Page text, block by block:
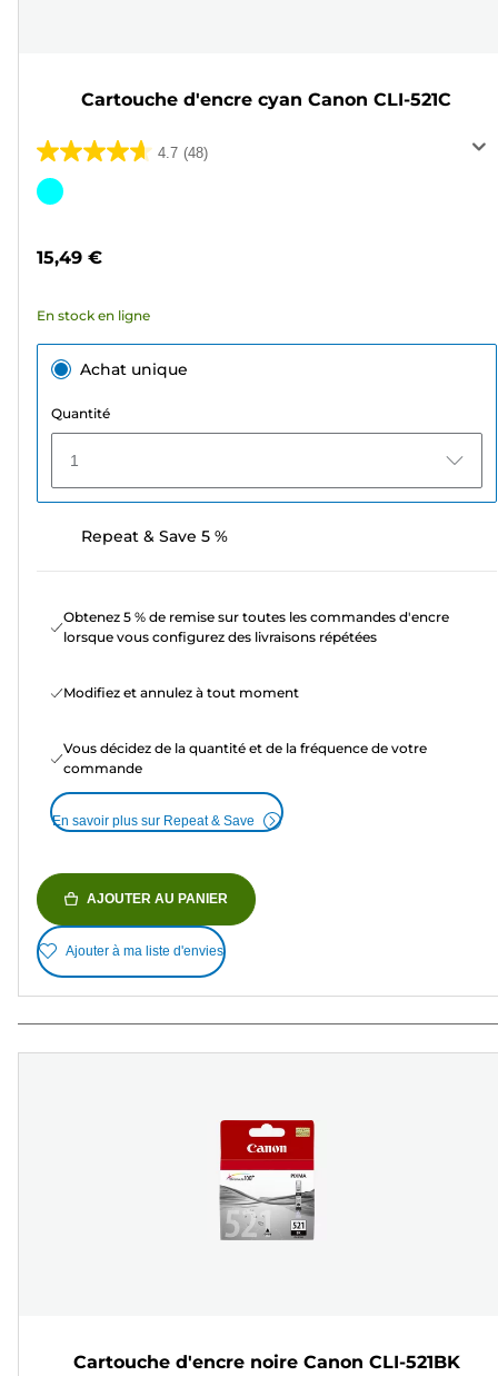
Cartouche d'encre cyan Canon CLI-521C
4.7 (48)
4.7
sur
48
Cartouche
15,49 €
En stock en ligne
Achat unique
Quantité
1
Repeat & Save 5 %
Obtenez 5 % de remise sur toutes les commandes d'encre
lorsque vous configurez des livraisons répétées
Modifiez et annulez à tout moment
Vous décidez de la quantité et de la fréquence de votre
commande
En savoir plus sur Repeat & Save
AJOUTER AU PANIER
Ajouter à ma liste d'envies
Cartouche d'encre noire Canon CLI-521BK